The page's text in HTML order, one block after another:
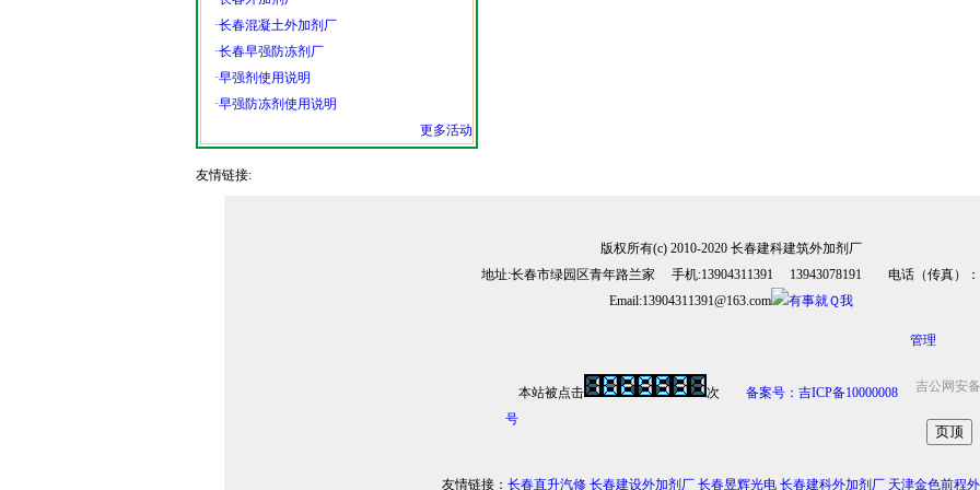
·长春混凝土外加剂厂
·长春早强防冻剂厂
·早强剂使用说明
·早强防冻剂使用说明
更多活动
友情链接:
版权所有(c) 2010-2020 长春建科建筑外加剂厂
地址:长春市绿园区青年路兰家 手机:13904311391 13943078191 电话（传真）：
Email:13904311391@163.com
本站被点击 次 备案号：吉ICP备10000008
号
管理
吉公网安
友情链接： 长春直升汽修 长春建设外加剂厂 长春昱辉光电 长春建科外加剂厂 天津金色前程